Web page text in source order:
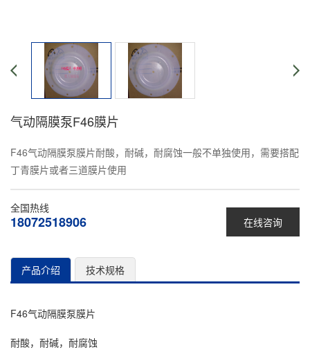
气动隔膜泵F46膜片
F46气动隔膜泵膜片耐酸，耐碱，耐腐蚀一般不单独使用，需要搭配
丁青膜片或者三道膜片使用
在线咨询
全国热线
18072518906
产品介绍 技术规格
F46气动隔膜泵膜片
耐酸，耐碱，耐腐蚀